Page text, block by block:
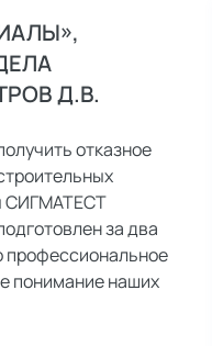
Д.В.
отказное
СИГМАТЕСТ
за два
профессиональное
понимание наших